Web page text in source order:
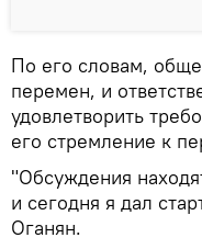
По его словам,
перемен, и
удовлетворить
его стремление к
"Обсуждения
и сегодня я дал
Оганян.